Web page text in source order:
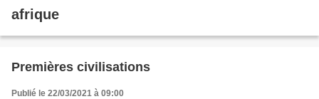
afrique
Premières civilisations
Publié le 22/03/2021 à 09:00